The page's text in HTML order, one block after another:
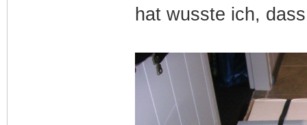
hat wusste ich,